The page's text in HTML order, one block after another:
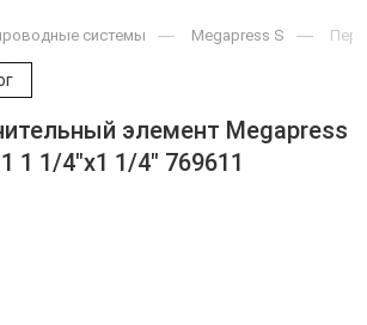
системы Megapress S
элемент Megapress
1 1/4"x1 1/4" 769611